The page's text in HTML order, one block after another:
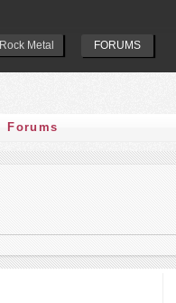
Rock Metal FORUMS
Forums